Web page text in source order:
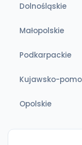
Dolnośląskie
Małopolskie
Podkarpackie
Kujawsko-
Opolskie